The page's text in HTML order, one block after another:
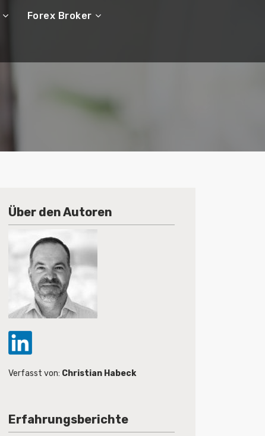
Forex Broker
Über den Autoren
Verfasst von: Christian Habeck
Erfahrungsberichte